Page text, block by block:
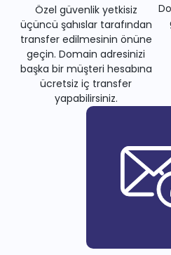
Özel güvenlik yetkisiz
üçüncü şahıslar tarafından
transfer edilmesinin önüne
geçin. Domain adresinizi
başka bir müşteri hesabına
ücretsiz iç transfer
yapabilirsiniz.